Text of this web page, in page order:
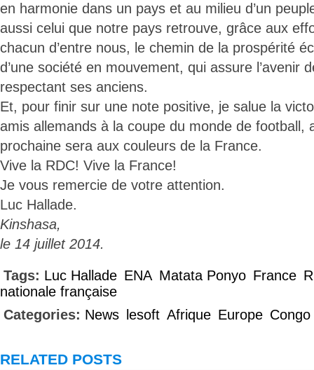
en harmonie dans un pays et au milieu d’un
aussi celui que notre pays retrouve, grâce aux
chacun d’entre nous, le chemin de la prospérité
d’une société en mouvement, qui assure l’avenir
respectant ses anciens.
Et, pour finir sur une note positive, je salue la
amis allemands à la coupe du monde de football,
prochaine sera aux couleurs de la France.
Vive la RDC! Vive la France!
Je vous remercie de votre attention.
Luc Hallade.
Kinshasa,
le 14 juillet 2014.
Tags: Luc Hallade ENA Matata Ponyo France
nationale française
Categories: News lesoft Afrique Europe Congo
RELATED POSTS